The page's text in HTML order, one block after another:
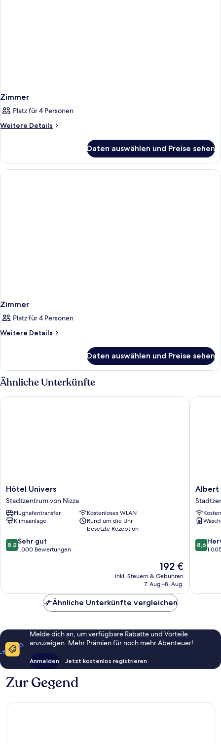
Zimmer
Platz für 4 Personen
Weitere Details
Weitere
Daten auswählen und Preise sehen
Zimmer
Platz für 4 Personen
Weitere Details
Weitere
Daten auswählen und Preise sehen
Ähnliche Unterkünfte
Hôtel
Univers
Stadtzentrum
von
Nizza
Hôtel Univers
Stadtzentrum von Nizza
Flughafentransfer
Kostenloses WLAN
Klimaanlage
Rund um die Uhr
besetzte Rezeption
8.2
von
Bewertungen
8,2 Sehr gut
1.000 Bewertungen
Der
Preis
beträgt
192 €
inkl. Steuern & Gebühren
7. Aug.–8. Aug.
Hôtel Univers
Albert
1'er
Hotel
Nice,
France
von
Nizza
Albert
8.6
von
8,6
Albert
Ähnliche Unterkünfte vergleichen
Melde dich an, um verfügbare Rabatte und Vorteile
anzuzeigen. Mehr Prämien für noch mehr Abenteuer!
Anmelden Jetzt kostenlos registrieren
Zur Gegend